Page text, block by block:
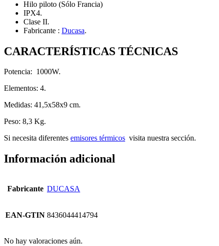
Hilo piloto (Sólo Francia)
IPX4.
Clase II.
Fabricante : Ducasa.
CARACTERÍSTICAS TÉCNICAS
Potencia: 1000W.
Elementos: 4.
Medidas: 41,5x58x9 cm.
Peso: 8,3 Kg.
Si necesita diferentes emisores térmicos visita nuestra sección.
Información adicional
Fabricante DUCASA
EAN-GTIN 8436044414794
No hay valoraciones aún.